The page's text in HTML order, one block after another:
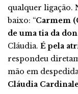
qualquer ligação.
baixo: “Carmem
de uma tia da
Cláudia. É pela
respondeu
mão em
Cláudia